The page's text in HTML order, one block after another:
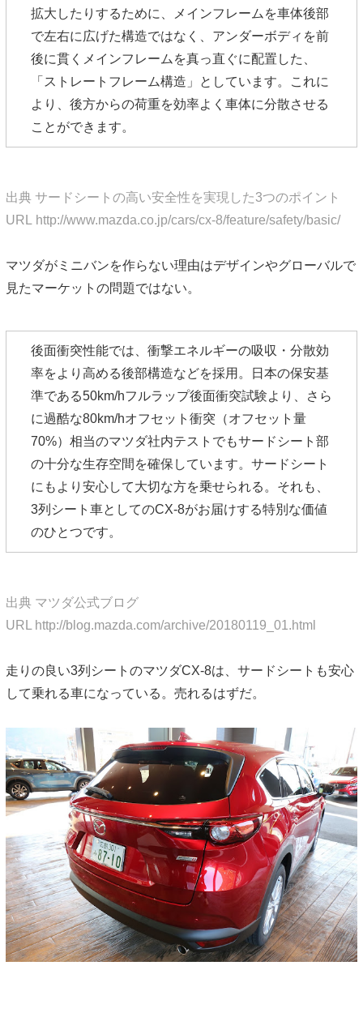
拡大したりするために、メインフレームを車体後部
で左右に広げた構造ではなく、アンダーボディを前
後に貫くメインフレームを真っ直ぐに配置した、
「ストレートフレーム構造」としています。これに
より、後方からの荷重を効率よく車体に分散させる
ことができます。
出典 サードシートの高い安全性を実現した3つのポイント
URL http://www.mazda.co.jp/cars/cx-8/feature/safety/basic/
マツダがミニバンを作らない理由はデザインやグローバルで
見たマーケットの問題ではない。
後面衝突性能では、衝撃エネルギーの吸収・分散効
率をより高める後部構造などを採用。日本の保安基
準である50km/hフルラップ後面衝突試験より、さら
に過酷な80km/hオフセット衝突（オフセット量
70%）相当のマツダ社内テストでもサードシート部
の十分な生存空間を確保しています。サードシート
にもより安心して大切な方を乗せられる。それも、
3列シート車としてのCX-8がお届けする特別な価値
のひとつです。
出典 マツダ公式ブログ
URL http://blog.mazda.com/archive/20180119_01.html
走りの良い3列シートのマツダCX-8は、サードシートも安心
して乗れる車になっている。売れるはずだ。